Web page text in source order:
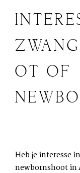
OT OF
Heb je interesse
newbornshoot in